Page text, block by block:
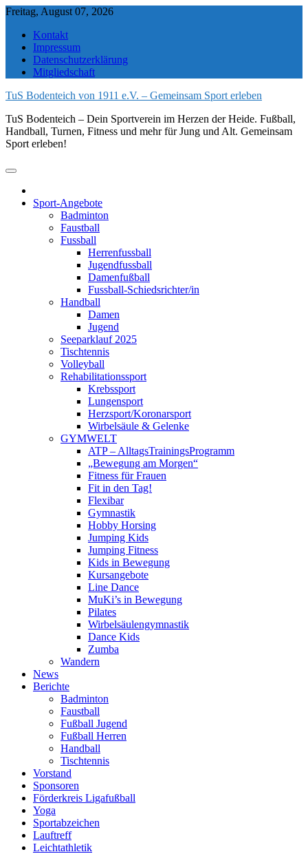
Skip
content
Freitag, August 07, 2026
Kontakt
Impressum
Datenschutzerklärung
Mitgliedschaft
TuS Bodenteich von 1911 e.V. – Gemeinsam Sport erleben
TuS Bodenteich – Dein Sportverein im Herzen der Heide. Fußball,
Handball, Turnen, Fitness und mehr für Jung und Alt. Gemeinsam
Sport erleben!
Sport-Angebote
Badminton
Faustball
Fussball
Herrenfussball
Jugendfussball
Damenfußball
Fussball-Schiedsrichter/in
Handball
Damen
Jugend
Seeparklauf 2025
Tischtennis
Volleyball
Rehabilitationssport
Krebssport
Lungensport
Herzsport/Koronarsport
Wirbelsäule & Gelenke
GYMWELT
ATP – AlltagsTrainingsProgramm
„Bewegung am Morgen“
Fitness für Frauen
Fit in den Tag!
Flexibar
Gymnastik
Hobby Horsing
Jumping Kids
Jumping Fitness
Kids in Bewegung
Kursangebote
Line Dance
MuKi’s in Bewegung
Pilates
Wirbelsäulengymnastik
Dance Kids
Zumba
Wandern
News
Berichte
Badminton
Faustball
Fußball Jugend
Fußball Herren
Handball
Tischtennis
Vorstand
Sponsoren
Förderkreis Ligafußball
Yoga
Sportabzeichen
Lauftreff
Leichtathletik